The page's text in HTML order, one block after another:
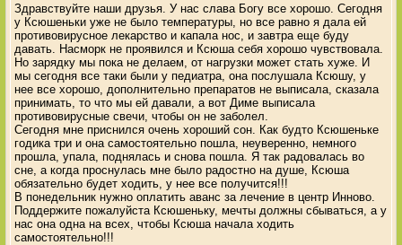
Здравствуйте наши друзья. У нас слава Богу все хорошо. Сегодня
у Ксюшеньки уже не было температуры, но все равно я дала ей
противовирусное лекарство и капала нос, и завтра еще буду
давать. Насморк не проявился и Ксюша себя хорошо чувствовала.
Но зарядку мы пока не делаем, от нагрузки может стать хуже. И
мы сегодня все таки были у педиатра, она послушала Ксюшу, у
нее все хорошо, дополнительно препаратов не выписала, сказала
принимать, то что мы ей давали, а вот Диме выписала
противовирусные свечи, чтобы он не заболел.
Сегодня мне приснился очень хороший сон. Как будто Ксюшеньке
годика три и она самостоятельно пошла, неуверенно, немного
прошла, упала, поднялась и снова пошла. Я так радовалась во
сне, а когда проснулась мне было радостно на душе, Ксюша
обязательно будет ходить, у нее все получится!!!
В понедельник нужно оплатить аванс за лечение в центр Инново.
Поддержите пожалуйста Ксюшеньку, мечты должны сбываться, а у
нас она одна на всех, чтобы Ксюша начала ходить
самостоятельно!!!